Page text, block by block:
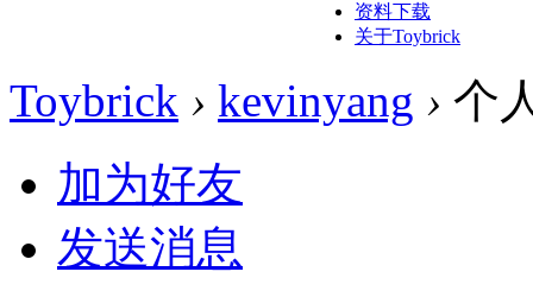
资料下载
关于Toybrick
Toybrick › kevinyang › 个
加为好友
发送消息